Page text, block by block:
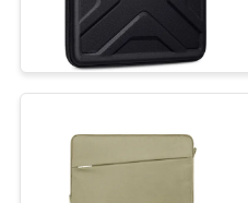
Sacos
zíper